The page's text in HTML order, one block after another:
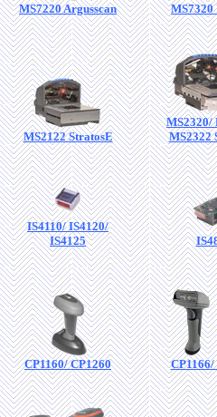
MS7220 Argusscan
MS2122 StratosE
MS2320/
MS2322
IS4110/ IS4120/
IS4125
CP1160/ CP1260 CP1166/